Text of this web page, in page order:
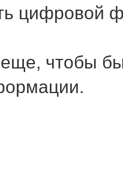
цифрοвой
чтобы